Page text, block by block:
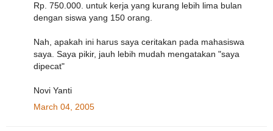
Rp. 750.000. untuk kerja yang kurang lebih lima bulan
dengan siswa yang 150 orang.
Nah, apakah ini harus saya ceritakan pada mahasiswa
saya. Saya pikir, jauh lebih mudah mengatakan "saya
dipecat"
Novi Yanti
March 04, 2005